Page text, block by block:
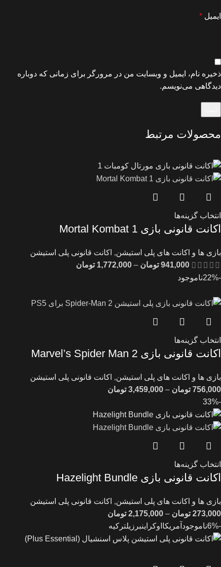
ایمیل *
ذخیره نام، ایمیل و وبسایت من در مرورگر برای زمانی که دوباره
دیدگاهی می‌نویسم.
محصولات مرتبط
انتخاب گزینه‌ها
اکانت قانونی بازی Mortal Kombat 1
بازی ها و اکانت های پلی استیشن, اکانت قانونی پلی استیشن
941,000 تومان –
1,772,000 تومان
-22%
ناموجود
انتخاب گزینه‌ها
اکانت قانونی بازی Marvel’s Spider Man 2
بازی ها و اکانت های پلی استیشن, اکانت قانونی پلی استیشن
756,000 تومان –
3,459,000 تومان
-33%
انتخاب گزینه‌ها
اکانت قانونی بازی Hazelight Bundle
بازی ها و اکانت های پلی استیشن, اکانت قانونی پلی استیشن
273,000 تومان –
2,175,000 تومان
-6%
ناموجود آمریکا اوکراینبرزیلترکیه